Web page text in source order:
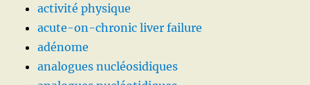
activité physique
acute-on-chronic liver failure
adénome
analogues nucléosidiques